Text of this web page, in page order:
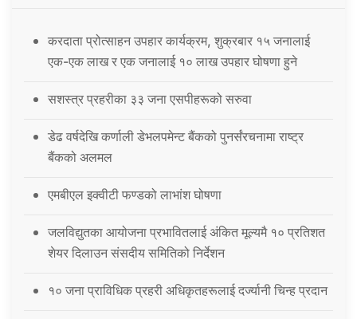
करदाता प्रोत्साहन उपहार कार्यक्रम, शुक्रबार १५ जनालाई
एक-एक लाख र एक जनालाई १० लाख उपहार घोषणा हुने
सशस्त्र प्रहरीका ३३ जना एसपीहरूको सरुवा
डेढ वर्षदेखि कर्णाली डेभलपमेन्ट बैंकको पुनर्संरचनामा राष्ट्र
बैंकको अलमल
एमबीएल इक्वीटी फण्डको लाभांश घोषणा
जलविद्युतका आयोजना प्रभावितलाई अंकित मूल्यमै १० प्रतिशत
शेयर दिलाउन संसदीय समितिको निर्देशन
१० जना प्राविधिक प्रहरी अधिकृतहरूलाई दर्ज्यानी चिन्ह प्रदान